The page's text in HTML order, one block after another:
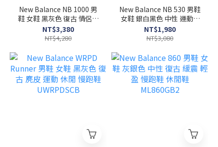
New Balance NB 1000 男
鞋 女鞋 黑灰色 復古 情侶鞋
休閒 緩震 未來感 休閒鞋
M1000MEG
NT$3,380
NT$4,280
New Balance NB 530 男鞋
女鞋 銀白黑色 中性 運動 D
楦 情侶 休閒 復古 休閒鞋
U530ESA
NT$1,980
NT$3,080